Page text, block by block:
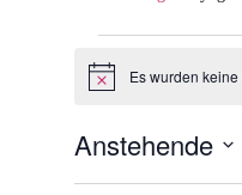
HinweisEs wurden
Anstehende